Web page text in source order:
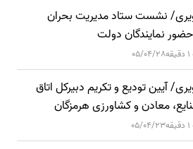
نشست ستاد مدیریت بحران
حضور نمایندگان دولت
05/04/28
آیین تودیع و تکریم دبیرکل اتاق
معادن و کشاورزی هرمزگان
05/04/23